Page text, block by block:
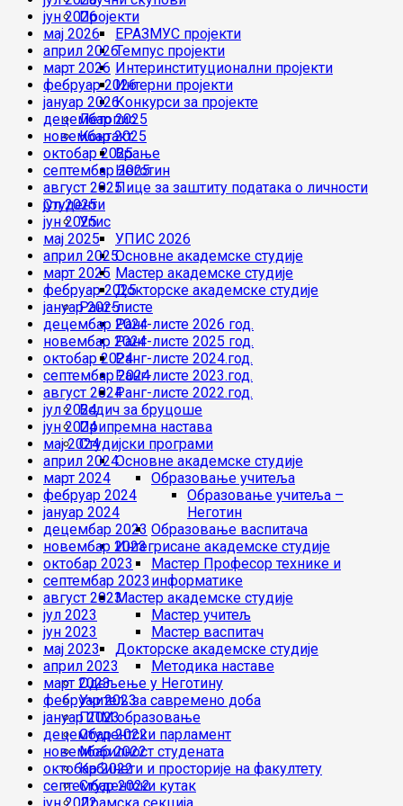
Пројекти
ЕРАЗМУС пројекти
Темпус пројекти
Интеринституционални пројекти
Интерни пројекти
Конкурси за пројекте
Летопис
Контакт
Врање
Неготин
Лице за заштиту података о личности
Студенти
Упис
УПИС 2026
Основне академске студије
Мастер академске студије
Докторске академске студије
Ранг-листе
Ранг-листе 2026 год.
Ранг-листе 2025 год.
Ранг-листе 2024.год.
Ранг-листе 2023.год.
Ранг-листе 2022.год.
Водич за бруцоше
Припремна настава
Студијски програми
Основне академске студије
Образовање учитеља
Образовање учитеља –
Неготин
Образовање васпитача
Интегрисане академске студије
Мастер Професор технике и
информатике
Мастер академске студије
Мастер учитељ
Мастер васпитач
Докторске академске студије
Методика наставе
Одељење у Неготину
Учитељ за савремено доба
ППМ образовање
Студентски парламент
Мобилност студената
Кабинети и просторије на факултету
Студентски кутак
јун 2026
мај 2026
април 2026
март 2026
фебруар 2026
јануар 2026
децембар 2025
новембар 2025
октобар 2025
септембар 2025
август 2025
јул 2025
јун 2025
мај 2025
април 2025
март 2025
фебруар 2025
јануар 2025
децембар 2024
новембар 2024
октобар 2024
септембар 2024
август 2024
јул 2024
јун 2024
мај 2024
април 2024
март 2024
фебруар 2024
јануар 2024
децембар 2023
новембар 2023
октобар 2023
септембар 2023
август 2023
јул 2023
јун 2023
мај 2023
април 2023
март 2023
фебруар 2023
јануар 2023
децембар 2022
новембар 2022
октобар 2022
септембар 2022